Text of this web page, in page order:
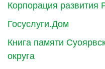
Корпорация развития
Госуслуги.Дом
Книга памяти
округа